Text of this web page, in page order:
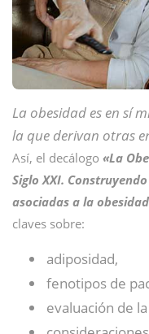
La obesidad es en sí
la que derivan otras
Así, el decálogo «La
Siglo XXI.
asociadas a la
claves sobre:
adiposidad,
fenotipos de
evaluación de